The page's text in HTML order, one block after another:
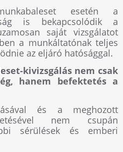
esetén a
is bekapcsolódik a
saját vizsgálatot
a munkáltatónak teljes
az eljáró hatósággal.
kivizsgálás nem csak
hanem befektetés a
és a meghozott
nem csupán
sérülések és emberi